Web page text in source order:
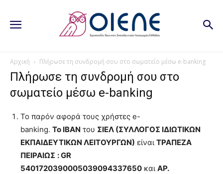
Αρχική Πλήρωσε τη συνδρομή σου στο σωματείο μέσω e-banking
Πλήρωσε τη συνδρομή σου στο
σωματείο μέσω e-banking
Το παρόν αφορά τους χρήστες e-
banking. To IBAN του ΣΙΕΛ (ΣΥΛΛΟΓΟΣ ΙΔΙΩΤΙΚΩΝ
ΕΚΠΑΙΔΕΥΤΙΚΩΝ ΛΕΙΤΟΥΡΓΩΝ) είναι ΤΡΑΠΕΖΑ
ΠΕΙΡΑΙΩΣ :GR
5401720390005039094337650 και AP.